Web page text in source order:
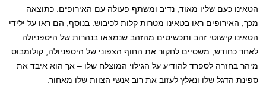
הטאינו כעם שליו מאוד, נדיב ומשתף פעולה עם האירופים. כתוצאה
מכך, האירופים ראו בטאינו מטרות קלות לכיבוש. בנוסף, הם ראו על ילידי
הטאינו קישוטי זהב ותכשיטים מהזהב שנמצאו בנהרות של היספניולה.
לאחר כחודש, משסיים לחקור את החוף הצפוני של היספניולה, קולומבוס
מיהר בחזרה לספרד להודיע על ​​הגילוי המוצלח שלו – אך הוא איבד את
ספינת הדגל שלו ונאלץ לעזוב את רוב אנשי הצוות שלו מאחור.